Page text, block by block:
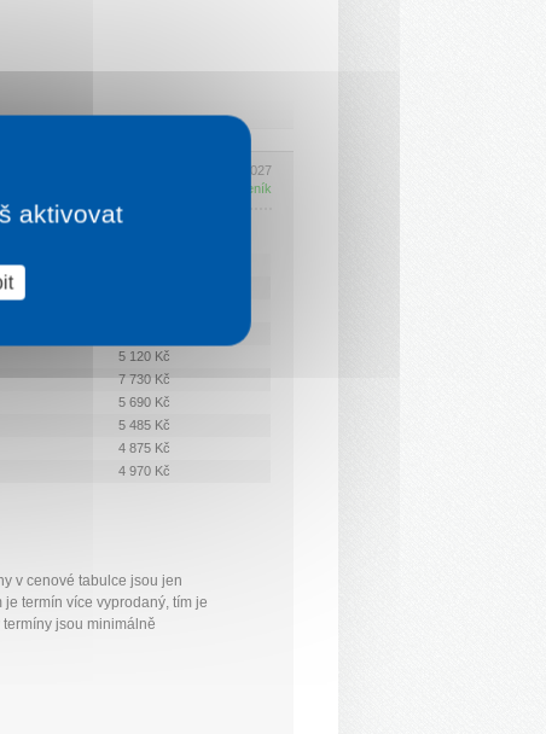
Platí 30. 6. 2026 - 1. 7. 2027
Kompletní ceník
5 120 Kč
7 730 Kč
5 690 Kč
5 485 Kč
4 875 Kč
4 970 Kč
v cenové tabulce jsou jen
termín více vyprodaný, tím je
jsou minimálně
aktivovat